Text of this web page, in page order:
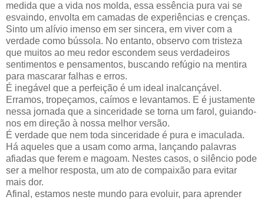
medida que a vida nos molda, essa essência pura vai se
esvaindo, envolta em camadas de experiências e crenças.
Sinto um alívio imenso em ser sincera, em viver com a
verdade como bússola. No entanto, observo com tristeza
que muitos ao meu redor escondem seus verdadeiros
sentimentos e pensamentos, buscando refúgio na mentira
para mascarar falhas e erros.
É inegável que a perfeição é um ideal inalcançável.
Erramos, tropeçamos, caímos e levantamos. E é justamente
nessa jornada que a sinceridade se torna um farol, guiando-
nos em direção à nossa melhor versão.
É verdade que nem toda sinceridade é pura e imaculada.
Há aqueles que a usam como arma, lançando palavras
afiadas que ferem e magoam. Nestes casos, o silêncio pode
ser a melhor resposta, um ato de compaixão para evitar
mais dor.
Afinal, estamos neste mundo para evoluir, para aprender